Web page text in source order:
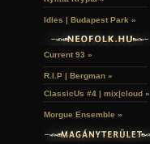
Idles | Budapest Park »
Current 93 »
R.I.P | Bergman »
ClassicUs #4 | mix|cloud »
Morgue Ensemble »